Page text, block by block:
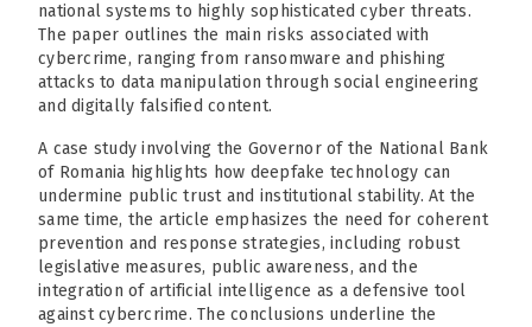
national systems to highly sophisticated cyber threats.
The paper outlines the main risks associated with
cybercrime, ranging from ransomware and phishing
attacks to data manipulation through social engineering
and digitally falsified content.
A case study involving the Governor of the National Bank
of Romania highlights how deepfake technology can
undermine public trust and institutional stability. At the
same time, the article emphasizes the need for coherent
prevention and response strategies, including robust
legislative measures, public awareness, and the
integration of artificial intelligence as a defensive tool
against cybercrime. The conclusions underline the